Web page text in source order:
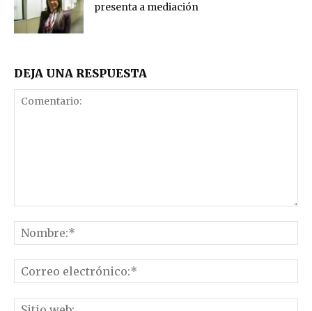
presenta a mediación
DEJA UNA RESPUESTA